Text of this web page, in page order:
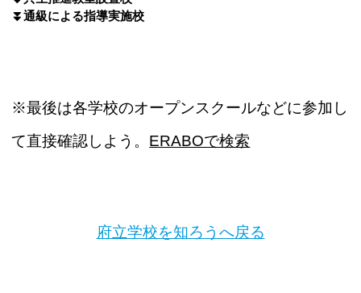
⏬️通級による指導実施校
※最後は各学校のオープンスクールなどに参加し
て直接確認しよう。 ERABOで検索
府立学校を知ろうへ戻る